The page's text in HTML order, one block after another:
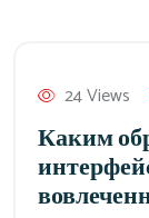
24 Views
Каким